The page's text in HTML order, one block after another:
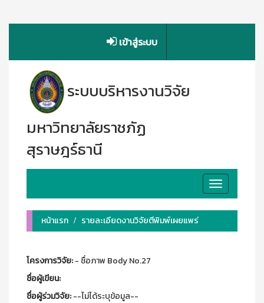
เข้าสู่ระบบ
ระบบบริหารงานวิจัย
มหาวิทยาลัยราชภัฏ
สุราษฎร์ธานี
Toggle
navigation
หน้าแรก
รายละเอียดงานวิจัยตีพิมพ์เผยแพร่
โครงการวิจัย:- ชื่อภาพ Body No.27
ชื่อผู้เขียน:
ชื่อผู้ร่วมวิจัย:--ไม่ได้ระบุข้อมูล--